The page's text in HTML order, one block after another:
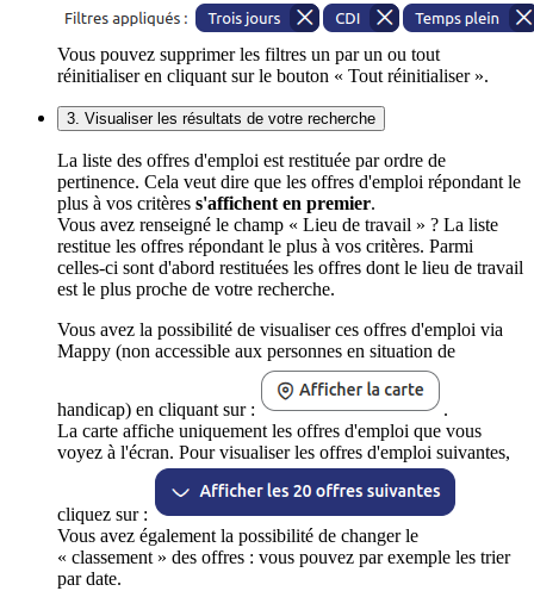
Vous pouvez supprimer les filtres un par un ou tout
réinitialiser en cliquant sur le bouton « Tout réinitialiser ».
3. Visualiser les résultats de votre recherche
La liste des offres d'emploi est restituée par ordre de
pertinence. Cela veut dire que les offres d'emploi répondant le
plus à vos critères s'affichent en premier.
Vous avez renseigné le champ « Lieu de travail » ? La liste
restitue les offres répondant le plus à vos critères. Parmi
celles-ci sont d'abord restituées les offres dont le lieu de travail
est le plus proche de votre recherche.
Vous avez la possibilité de visualiser ces offres d'emploi via
Mappy (non accessible aux personnes en situation de
handicap) en cliquant sur :
.
La carte affiche uniquement les offres d'emploi que vous
voyez à l'écran. Pour visualiser les offres d'emploi suivantes,
cliquez sur :
Vous avez également la possibilité de changer le
« classement » des offres : vous pouvez par exemple les trier
par date.